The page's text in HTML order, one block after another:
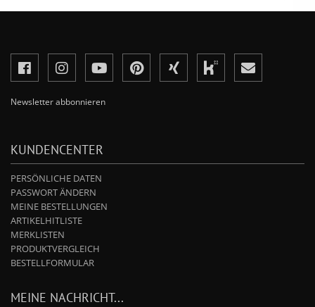
Newsletter abbonnieren
KUNDENCENTER
PERSÖNLICHE DATEN
PASSWORT ÄNDERN
MEINE BESTELLUNGEN
ARTIKELHITLISTE
MERKLISTEN
PRODUKTVERGLEICH
BESTELLFORMULAR
MEINE NACHRICHT...